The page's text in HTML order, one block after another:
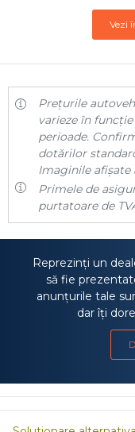
Vezi
Prețurile
varieze în
perioade.
dotărilor
Imaginile afișate
Primele de
purtatoare de
Reprezinți un
să fie
anunțurile tale
dar îți